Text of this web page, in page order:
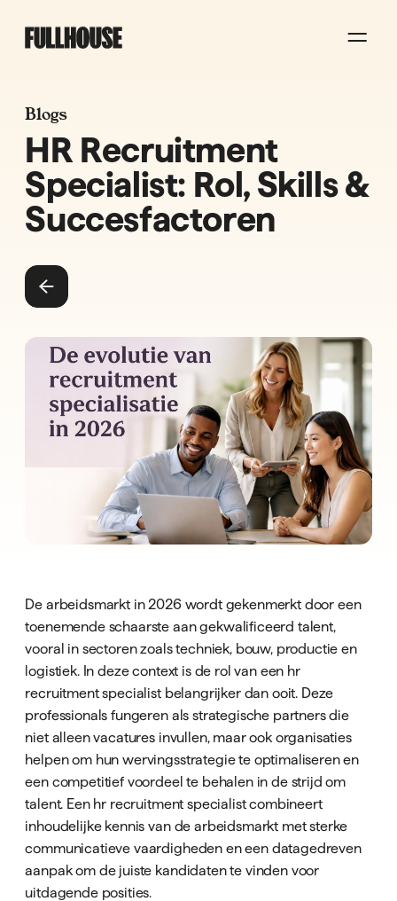
Blogs
HR Recruitment
Specialist: Rol, Skills &
Succesfactoren
De arbeidsmarkt in 2026 wordt gekenmerkt door een
toenemende schaarste aan gekwalificeerd talent,
vooral in sectoren zoals techniek, bouw, productie en
logistiek. In deze context is de rol van een hr
recruitment specialist belangrijker dan ooit. Deze
professionals fungeren als strategische partners die
niet alleen vacatures invullen, maar ook organisaties
helpen om hun wervingsstrategie te optimaliseren en
een competitief voordeel te behalen in de strijd om
talent. Een hr recruitment specialist combineert
inhoudelijke kennis van de arbeidsmarkt met sterke
communicatieve vaardigheden en een datagedreven
aanpak om de juiste kandidaten te vinden voor
uitdagende posities.